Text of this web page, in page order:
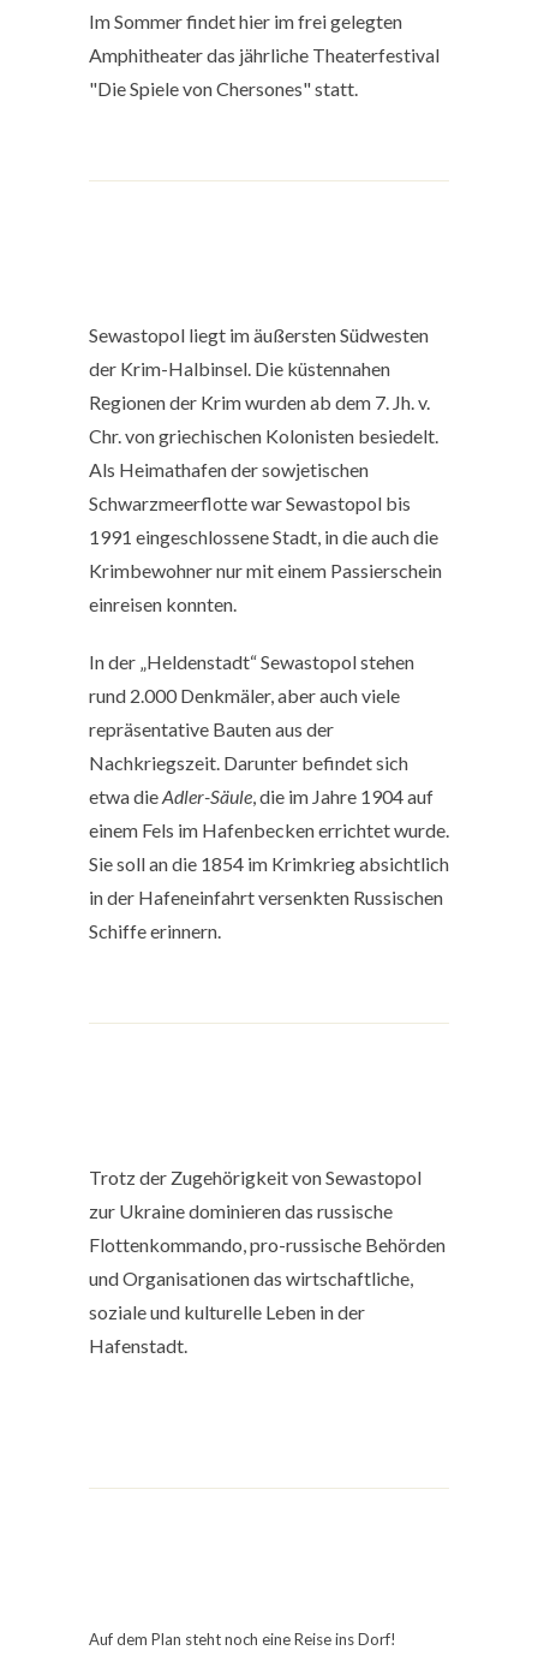
Im Sommer findet hier im frei gelegten
Amphitheater das jährliche Theaterfestival
"Die Spiele von Chersones" statt.
Sewastopol liegt im äußersten Südwesten
der Krim-Halbinsel. Die küstennahen
Regionen der Krim wurden ab dem 7. Jh. v.
Chr. von griechischen Kolonisten besiedelt.
Als Heimathafen der sowjetischen
Schwarzmeerflotte war Sewastopol bis
1991 eingeschlossene Stadt, in die auch die
Krimbewohner nur mit einem Passierschein
einreisen konnten.
In der „Heldenstadt“ Sewastopol stehen
rund 2.000 Denkmäler, aber auch viele
repräsentative Bauten aus der
Nachkriegszeit. Darunter befindet sich
etwa dieAdler-Säule, die im Jahre 1904 auf
einem Fels im Hafenbecken errichtet wurde.
Sie soll an die 1854 im Krimkrieg absichtlich
in der Hafeneinfahrt versenkten Russischen
Schiffe erinnern.
Trotz der Zugehörigkeit von Sewastopol
zur Ukraine dominieren das russische
Flottenkommando, pro-russische Behörden
und Organisationen das wirtschaftliche,
soziale und kulturelle Leben in der
Hafenstadt.
Auf dem Plan steht noch eine Reise ins Dorf!